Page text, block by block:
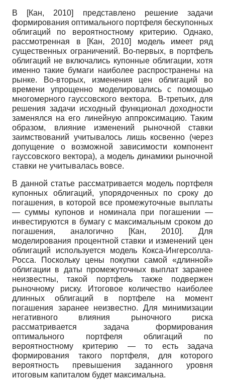
В [Кан, 2010]
представлено решение задачи
формирования оптимального портфеля бескупонных
облигаций по вероятностному критерию. Однако,
рассмотренная в [Кан, 2010]
модель имеет ряд
существенных ограничений. Во-первых, в портфель
облигаций не включались купонные облигации, хотя
именно такие бумаги наиболее распространены на
рынке. Во-вторых, изменения цен облигаций во
времени упрощенно моделировались с помощью
многомерного гауссовского вектора. В-третьих, для
решения задачи исходный функционал доходности
заменялся на его линейную аппроксимацию. Таким
образом, влияние изменений рыночной ставки
заимствований учитывалось лишь косвенно (через
допущение о возможной зависимости компонент
гауссовского вектора), а модель динамики рыночной
ставки не учитывалась вовсе.
В данной статье рассматривается модель портфеля
купонных облигаций, упорядоченных по сроку до
погашения, в которой все промежуточные выплаты
— суммы купонов и номинала при погашении —
инвестируются в бумагу с максимальным сроком до
погашения, аналогично
[Кан, 2010]. Для
моделирования процентной ставки и изменений цен
облигаций используется модель Кокса-Ингерсолла-
Росса. Поскольку цены покупки самой «длинной»
облигации в даты промежуточных выплат заранее
неизвестны, такой портфель также подвержен
рыночному риску. Итоговое количество наиболее
длинных облигаций в портфеле на момент
погашения заранее неизвестно. Для минимизации
негативного влияния рыночного риска
рассматривается задача формирования
оптимального портфеля облигаций по
вероятностному критерию — то есть задача
формирования такого портфеля, для которого
вероятность превышения заданного уровня
итоговым капиталом будет максимальна.